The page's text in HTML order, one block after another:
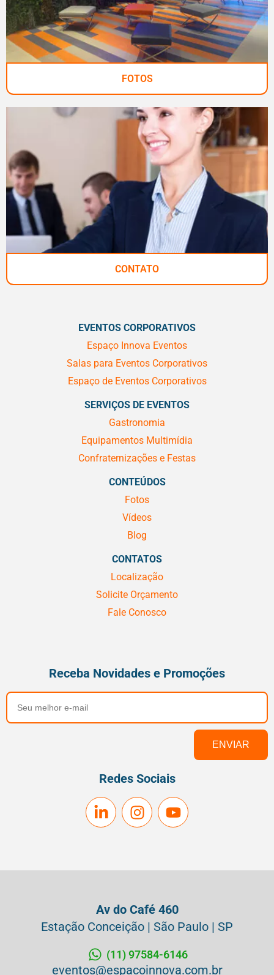
FOTOS
CONTATO
EVENTOS CORPORATIVOS
Espaço Innova Eventos
Salas para Eventos Corporativos
Espaço de Eventos Corporativos
SERVIÇOS DE EVENTOS
Gastronomia
Equipamentos Multimídia
Confraternizações e Festas
CONTEÚDOS
Fotos
Vídeos
Blog
CONTATOS
Localização
Solicite Orçamento
Fale Conosco
Receba Novidades e Promoções
Redes Sociais
Av do Café 460
Estação Conceição | São Paulo | SP
(11) 97584-6146
eventos@espacoinnova.com.br